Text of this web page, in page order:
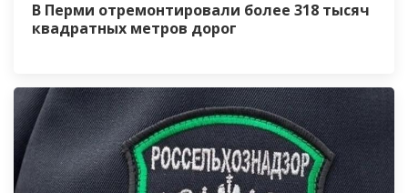
В Перми отремонтировали более 318 тысяч
квадратных метров дорог